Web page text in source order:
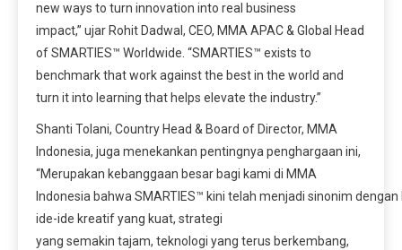
new ways to turn innovation into real business
impact,” ujar Rohit Dadwal, CEO, MMA APAC & Global Head
of SMARTIES™ Worldwide. “SMARTIES™ exists to
benchmark that work against the best in the world and
turn it into learning that helps elevate the industry.”
Shanti Tolani, Country Head & Board of Director, MMA
Indonesia, juga menekankan pentingnya penghargaan ini,
“Merupakan kebanggaan besar bagi kami di MMA
Indonesia bahwa SMARTIES™ kini telah menjadi sinonim
ide-ide kreatif yang kuat, strategi
yang semakin tajam, teknologi yang terus berkembang,